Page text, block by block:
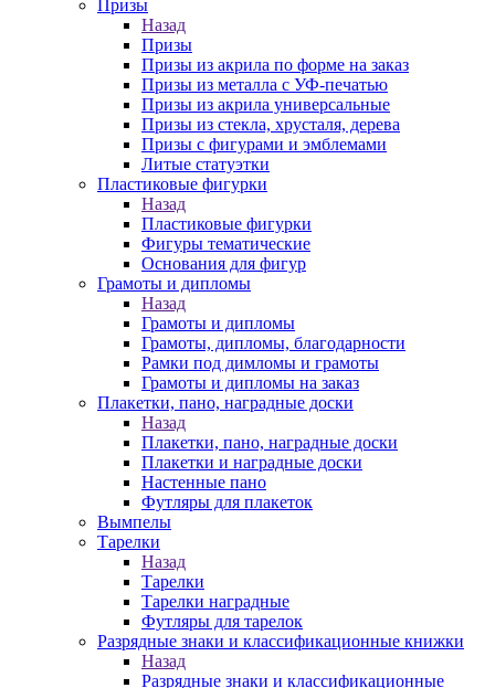
Призы
Назад
Призы
Призы из акрила по форме на заказ
Призы из металла с УФ-печатью
Призы из акрила универсальные
Призы из стекла, хрусталя, дерева
Призы с фигурами и эмблемами
Литые статуэтки
Пластиковые фигурки
Назад
Пластиковые фигурки
Фигуры тематические
Основания для фигур
Грамоты и дипломы
Назад
Грамоты и дипломы
Грамоты, дипломы, благодарности
Рамки под димломы и грамоты
Грамоты и дипломы на заказ
Плакетки, пано, наградные доски
Назад
Плакетки, пано, наградные доски
Плакетки и наградные доски
Настенные пано
Футляры для плакеток
Вымпелы
Тарелки
Назад
Тарелки
Тарелки наградные
Футляры для тарелок
Разрядные знаки и классификационные книжки
Назад
Разрядные знаки и классификационные